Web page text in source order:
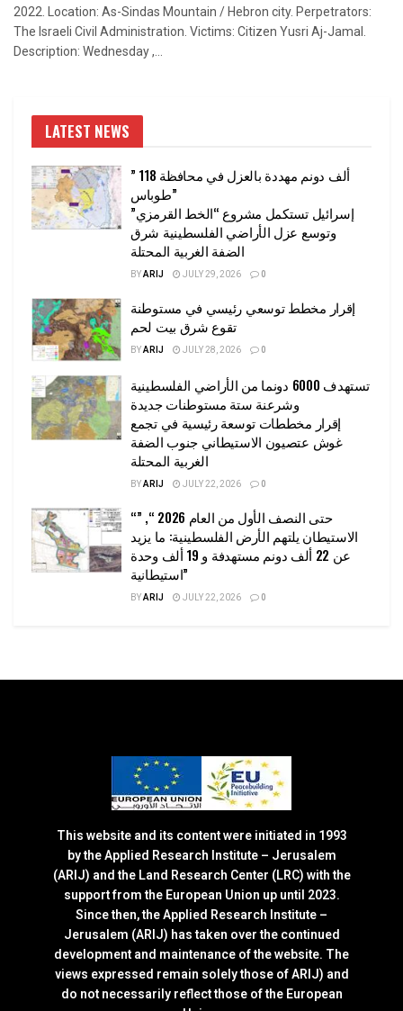
2022. Location: As-Sindas Mountain / Hebron city. Perpetrators:
The Israeli Civil Administration. Victims: Citizen Yusri Aj-Jamal.
Description: Wednesday ,...
LATEST NEWS
” 118 ألف دونم مهددة بالعزل في محافظة
طوباس”
إسرائيل تستكمل مشروع “الخط القرمزي”
وتوسع عزل الأراضي الفلسطينية شرق
الضفة الغربية المحتلة
BYARIJ JULY 29, 2026 0
إقرار مخطط توسعي رئيسي في مستوطنة
تقوع شرق بيت لحم
BYARIJ JULY 28, 2026 0
تستهدف 6000 دونما من الأراضي الفلسطينية
وشرعنة ستة مستوطنات جديدة
إقرار مخططات توسعة رئيسية في تجمع
غوش عتصيون الاستيطاني جنوب الضفة
الغربية المحتلة
BYARIJ JULY 22, 2026 0
“حتى النصف الأول من العام 2026 “, ”
الاستيطان يلتهم الأرض الفلسطينية: ما يزيد
عن 22 ألف دونم مستهدفة و 19 ألف وحدة
استيطانية”
BYARIJ JULY 22, 2026 0
This website and its content were initiated in 1993
by the Applied Research Institute – Jerusalem
(ARIJ) and the Land Research Center (LRC) with the
support from the European Union up until 2023.
Since then, the Applied Research Institute –
Jerusalem (ARIJ) has taken over the continued
development and maintenance of the website. The
views expressed remain solely those of ARIJ) and
do not necessarily reflect those of the European